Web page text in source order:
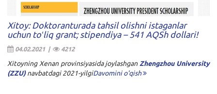
Xitoy: Doktoranturada tahsil olishni istaganlar
uchun toʻliq grant; stipendiya – 541 AQSh dollari!
04.02.2021 | 4212
Xitoyning Xenan provinsiyasida joylashgan Zhengzhou University
(ZZU)navbatdagi 2021-yilgiDavomini o'qish